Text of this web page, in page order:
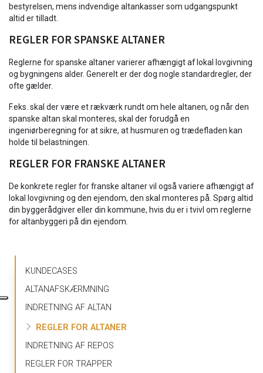
bestyrelsen, mens indvendige altankasser som udgangspunkt
altid er tilladt.
REGLER FOR SPANSKE ALTANER
Reglerne for spanske altaner varierer afhængigt af lokal lovgivning
og bygningens alder. Generelt er der dog nogle standardregler, der
ofte gælder.
F.eks. skal der være et rækværk rundt om hele altanen, og når den
spanske altan skal monteres, skal der forudgå en
ingeniørberegning for at sikre, at husmuren og trædefladen kan
holde til belastningen.
REGLER FOR FRANSKE ALTANER
De konkrete regler for franske altaner vil også variere afhængigt af
lokal lovgivning og den ejendom, den skal monteres på. Spørg altid
din byggerådgiver eller din kommune, hvis du er i tvivl om reglerne
for altanbyggeri på din ejendom.
Primær
KUNDECASES
ALTANAFSKÆRMNING
INDRETNING AF ALTAN
REGLER FOR ALTANER
INDRETNING AF REPOS
REGLER FOR TRAPPER